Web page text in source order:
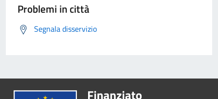
Problemi in città
Segnala disservizio